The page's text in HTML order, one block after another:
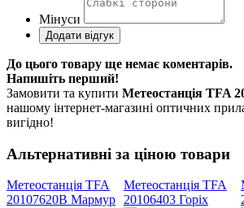
Мінуси
До цього товару ще немає коментарів.
Напишіть перший!
Замовити та купити Метеостанція TFA
нашому інтернет-магазині оптичних
вигідно!
Альтернативні за ціною товари
Метеостанція TFA
20107620B Мармур
Метеостанція TFA
20106403 Горіх